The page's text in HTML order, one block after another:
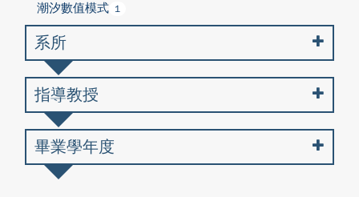
潮汐數值模式 1
系所
指導教授
畢業學年度